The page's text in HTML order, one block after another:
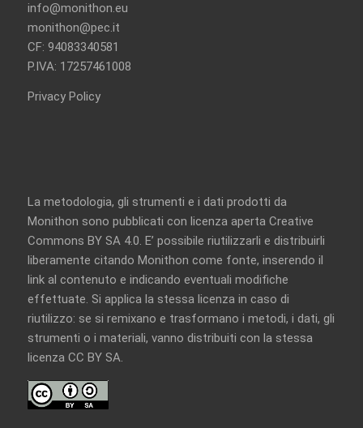
info@monithon.eu
monithon@pec.it
CF: 94083340581
P.IVA: 17257461008
Privacy Policy
La metodologia, gli strumenti e i dati prodotti da
Monithon sono pubblicati con licenza aperta Creative
Commons BY SA 4.0. E’ possibile riutilizzarli e distribuirli
liberamente citando Monithon come fonte, inserendo il
link al contenuto e indicando eventuali modifiche
effettuate. Si applica la stessa licenza in caso di
riutilizzo: se si remixano e trasformano i metodi, i dati, gli
strumenti o i materiali, vanno distribuiti con la stessa
licenza CC BY SA.